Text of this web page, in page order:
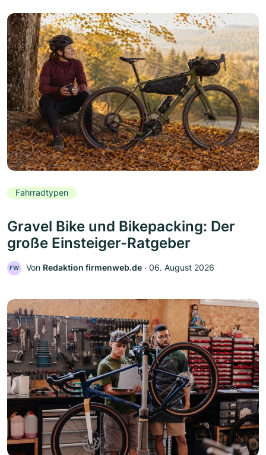
Fahrradtypen
Gravel Bike und Bikepacking: Der
große Einsteiger-Ratgeber
FW Von Redaktion firmenweb.de ‧ 06. August 2026